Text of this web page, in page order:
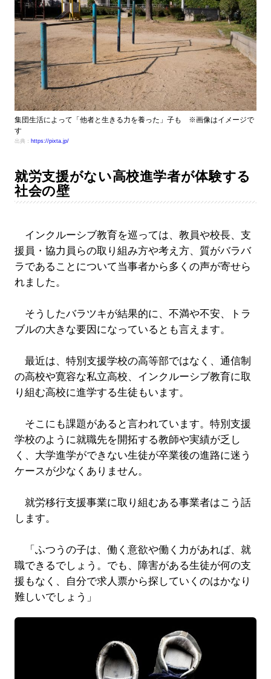
集団生活によって「他者と生きる力を養った」子も ※画像はイメージで
す
出典： https://pixta.jp/
就労支援がない高校進学者が体験する
社会の壁
インクルーシブ教育を巡っては、教員や校長、支
援員・協力員らの取り組み方や考え方、質がバラバ
ラであることについて当事者から多くの声が寄せら
れました。
そうしたバラツキが結果的に、不満や不安、トラ
ブルの大きな要因になっているとも言えます。
最近は、特別支援学校の高等部ではなく、通信制
の高校や寛容な私立高校、インクルーシブ教育に取
り組む高校に進学する生徒もいます。
そこにも課題があると言われています。特別支援
学校のように就職先を開拓する教師や実績が乏し
く、大学進学ができない生徒が卒業後の進路に迷う
ケースが少なくありません。
就労移行支援事業に取り組むある事業者はこう話
します。
「ふつうの子は、働く意欲や働く力があれば、就
職できるでしょう。でも、障害がある生徒が何の支
援もなく、自分で求人票から探していくのはかなり
難しいでしょう」